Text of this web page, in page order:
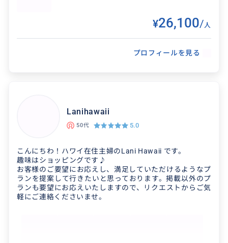
得意なジャンル / 分野
ーチを含む4,000エーカーの土地広さを誇り、ハ
リウッド映画や人気TV番組、コマーシャルなど
のロケ地として...
¥26,100/ 人
プロフィールを見る
Lanihawaii
50代 5.0
こんにちわ！ハワイ在住主婦のLani Hawaii です。
趣味はショッピングです♪
お客様のご要望にお応えし、満足していただけるようなプ
ランを提案して行きたいと思っております。掲載以外のプ
ランも要望にお応えいたしますので、リクエストからご気
軽にご連絡くださいませ。